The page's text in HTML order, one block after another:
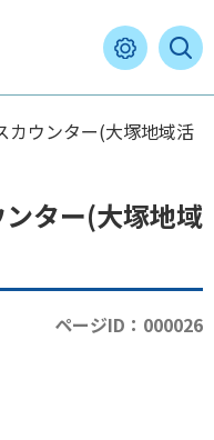
カウンター(大塚地域活
ター(大塚地域
ページID：000026